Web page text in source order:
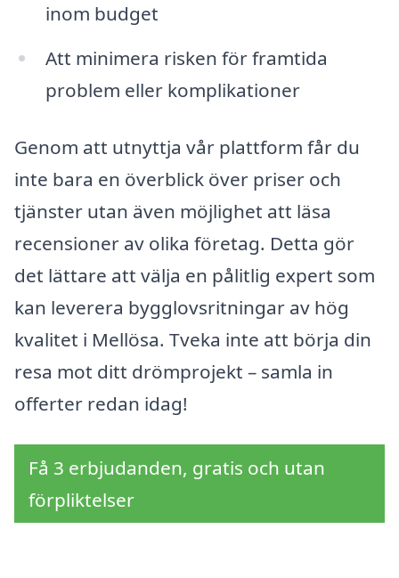
inom budget
Att minimera risken för framtida
problem eller komplikationer
Genom att utnyttja vår plattform får du
inte bara en överblick över priser och
tjänster utan även möjlighet att läsa
recensioner av olika företag. Detta gör
det lättare att välja en pålitlig expert som
kan leverera bygglovsritningar av hög
kvalitet i Mellösa. Tveka inte att börja din
resa mot ditt drömprojekt – samla in
offerter redan idag!
Få 3 erbjudanden, gratis och utan
förpliktelser